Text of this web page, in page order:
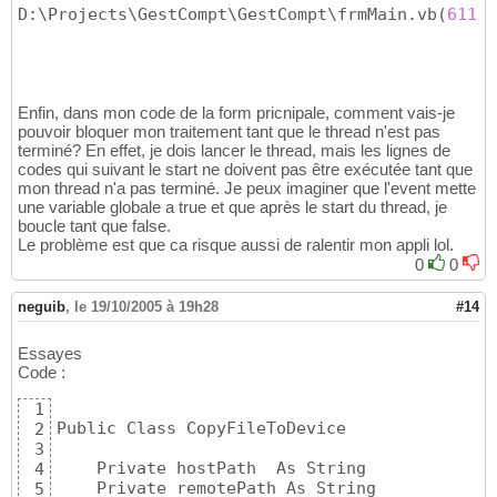
34
39
40
41
42
43
44
45
46
48
     ByVal devicelocn As String
) As Long
    End Function
    Public Function Device2Desktop
()
        result = DEVICETODESKTOP
(hostPath,
        RaiseEvent threadEndEvent
()
    End Function
    Public Event threadEndEvent
()
End Class
D:\Projects\GestCompt\GestCompt\frmMain.vb (611
Enfin, dans mon code de la form pricnipale, comment vais-je
pouvoir bloquer mon traitement tant que le thread n'est pas
terminé? En effet, je dois lancer le thread, mais les lignes de
codes qui suivant le start ne doivent pas être exécutée tant que
mon thread n'a pas terminé. Je peux imaginer que l'event mette
une variable globale a true et que après le start du thread, je
boucle tant que false.
Le problème est que ca risque aussi de ralentir mon appli lol.
0
0
neguib, le 19/10/2005 à 19h28 #14
Essayes
Code :
1
2
3
4
5
Public Class CopyFileToDevice
    Private hostPath  As String
    Private remotePath As String